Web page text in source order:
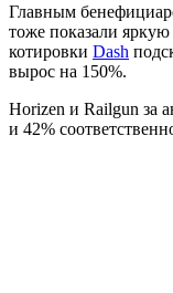
Главным
тоже показали
котировки Dash
вырос на 150%.
Horizen и Railgun за
и 42%